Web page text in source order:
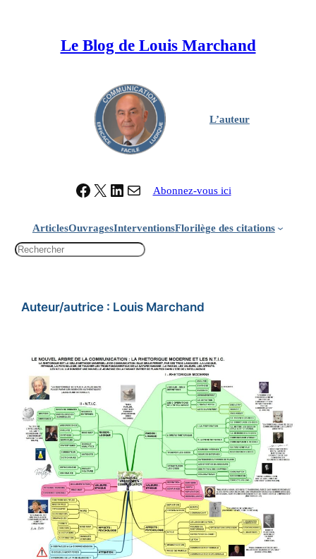
Le Blog de Louis Marchand
L’auteur
Facebook X LinkedIn Contacter Louis Marchand Abonnez-vous ici
ArticlesOuvragesInterventionsFlorilège des citations
R
Auteur/autrice : Louis Marchand